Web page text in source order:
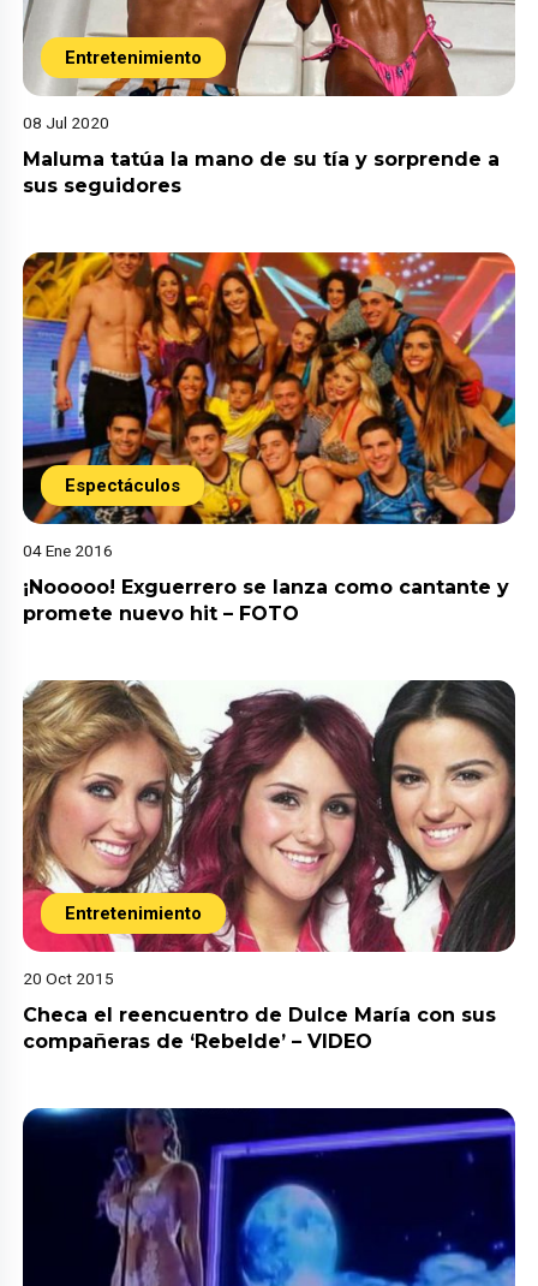
Entretenimiento
08 Jul 2020
Maluma tatúa la mano de su tía y sorprende a
sus seguidores
Espectáculos
04 Ene 2016
¡Nooooo! Exguerrero se lanza como cantante y
promete nuevo hit – FOTO
Entretenimiento
20 Oct 2015
Checa el reencuentro de Dulce María con sus
compañeras de ‘Rebelde’ – VIDEO